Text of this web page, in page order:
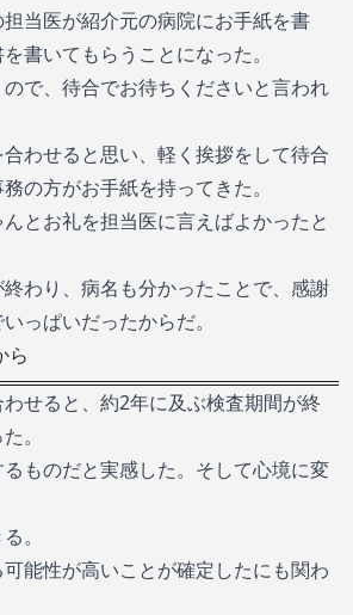
当医が紹介元の病院にお手紙を書
書いてもらうことになった。
で、待合でお待ちくださいと言われ
わせると思い、軽く挨拶をして待合
の方がお手紙を持ってきた。
とお礼を担当医に言えばよかったと
わり、病名も分かったことで、感謝
っぱいだったからだ。
ら
せると、約2年に及ぶ検査期間が終
。
ものだと実感した。そして心境に変
。
能性が高いことが確定したにも関わ